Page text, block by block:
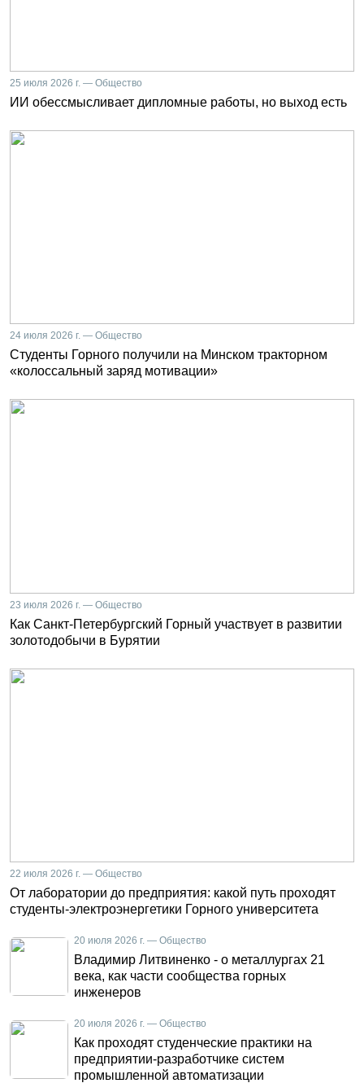
25 июля 2026 г. — Общество
ИИ обессмысливает дипломные работы, но выход есть
24 июля 2026 г. — Общество
Студенты Горного получили на Минском тракторном
«колоссальный заряд мотивации»
23 июля 2026 г. — Общество
Как Санкт-Петербургский Горный участвует в развитии
золотодобычи в Бурятии
22 июля 2026 г. — Общество
От лаборатории до предприятия: какой путь проходят
студенты-электроэнергетики Горного университета
20 июля 2026 г. — Общество
Владимир Литвиненко - о металлургах 21
века, как части сообщества горных
инженеров
20 июля 2026 г. — Общество
Как проходят студенческие практики на
предприятии-разработчике систем
промышленной автоматизации